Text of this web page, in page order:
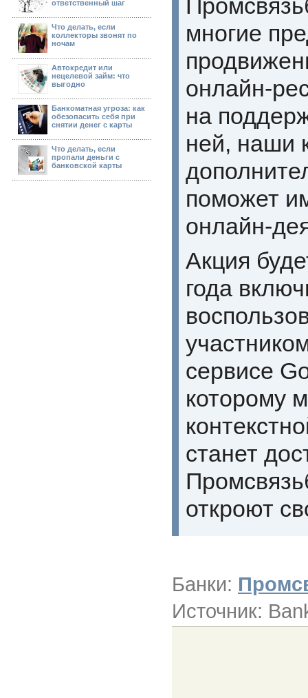
ответственный шаг
Что делать, если
коллекторы звонят по
ночам
Автокредит или
нецелевой займ: что
выгодно
Банкоматная угроза: как
обезопасить себя при
снятии денег с карты
Что делать, если
пропали деньги с
банковской карты
многие
онлайн-
на
ней, наши
поможет
онлайн-
Акция
года
сервисе
которому
станет
откроют
Банки:
Источник: